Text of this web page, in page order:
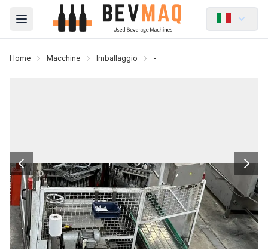
Open main menu
Home Macchine Imballaggio -